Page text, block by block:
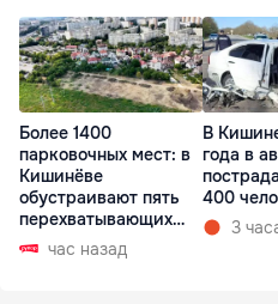
Более 1400
парковочных мест: в
Кишинёве
обустраивают пять
перехватывающих
парковок
час назад
В
года в
400
3